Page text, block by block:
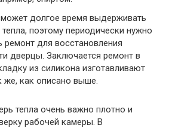
долгое время выдерживать
поэтому периодически нужно
ремонт для восстановления
дверцы. Заключается ремонт в
из силикона изготавливают
же, как описано выше.
тепла очень важно плотно и
рабочей камеры. В